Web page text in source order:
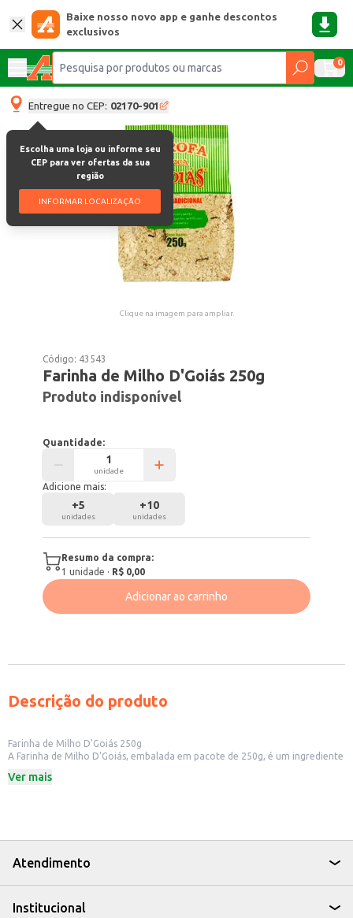
Baixe nosso novo app e ganhe descontos
exclusivos
0
Entregue no CEP: 02170-901
Escolha uma loja ou informe seu
CEP para ver ofertas da sua
região
INFORMAR LOCALIZAÇÃO
Clique na imagem para ampliar.
Código: 43543
Farinha de Milho D'Goiás 250g
Produto indisponível
Quantidade:
unidade
Adicione mais:
+5
unidades
+10
unidades
Resumo da compra:
1 unidade · R$ 0,00
Adicionar ao carrinho
Descrição do produto
Farinha de Milho D'Goiás 250g
A Farinha de Milho D'Goiás, embalada em pacote de 250g, é um ingrediente
receitas, ela se adapta a diferentes necessidades, seja para uso doméstico
Pode ser utilizada no preparo de polentas e angu.
Ideal para a produção de pratos típicos da culinária brasileira.
A Farinha de Milho D'Goiás é uma escolha prática e eficiente para quem
Ver mais
Atendimento
Institucional